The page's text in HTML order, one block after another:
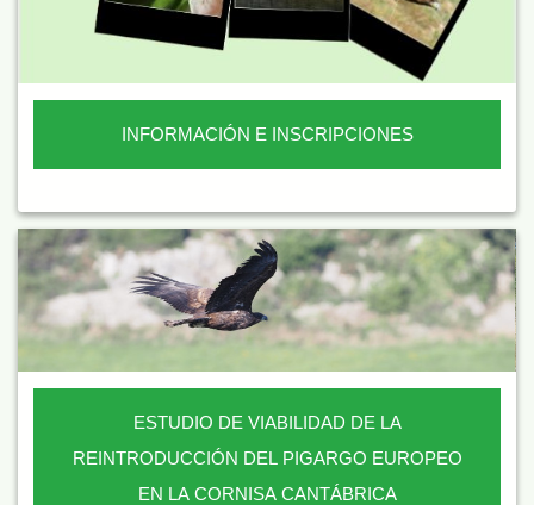
INFORMACIÓN E INSCRIPCIONES
ESTUDIO DE VIABILIDAD DE LA
REINTRODUCCIÓN DEL PIGARGO EUROPEO
EN LA CORNISA CANTÁBRICA